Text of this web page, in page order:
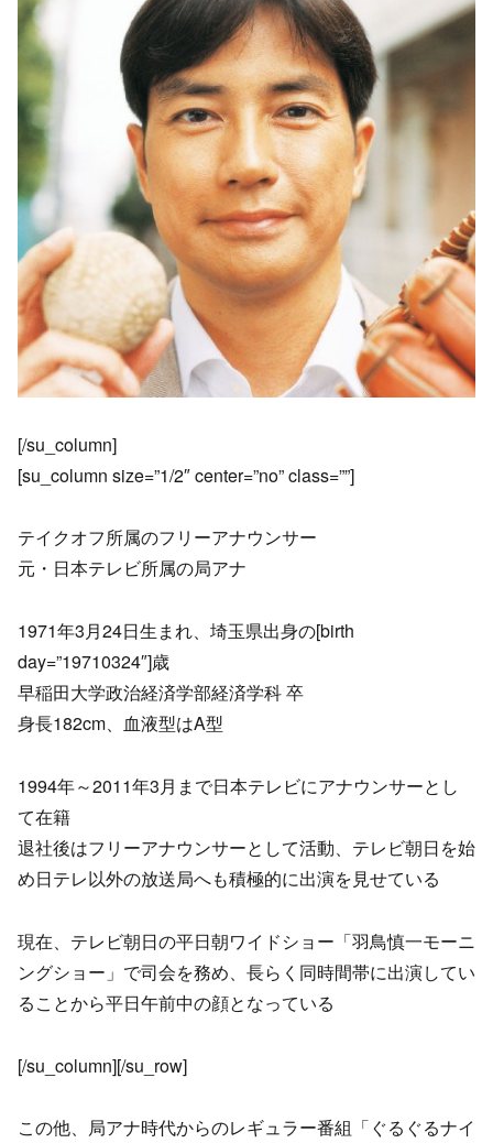
[/su_column]
[su_column size=”1/2″ center=”no” class=””]
テイクオフ所属のフリーアナウンサー
元・日本テレビ所属の局アナ
1971年3月24日生まれ、埼玉県出身の[birth
day=”19710324″]歳
早稲田大学政治経済学部経済学科 卒
身長182cm、血液型はA型
1994年～2011年3月まで日本テレビにアナウンサーとし
て在籍
退社後はフリーアナウンサーとして活動、テレビ朝日を始
め日テレ以外の放送局へも積極的に出演を見せている
現在、テレビ朝日の平日朝ワイドショー「羽鳥慎一モーニ
ングショー」で司会を務め、長らく同時間帯に出演してい
ることから平日午前中の顔となっている
[/su_column][/su_row]
この他、局アナ時代からのレギュラー番組「ぐるぐるナイ